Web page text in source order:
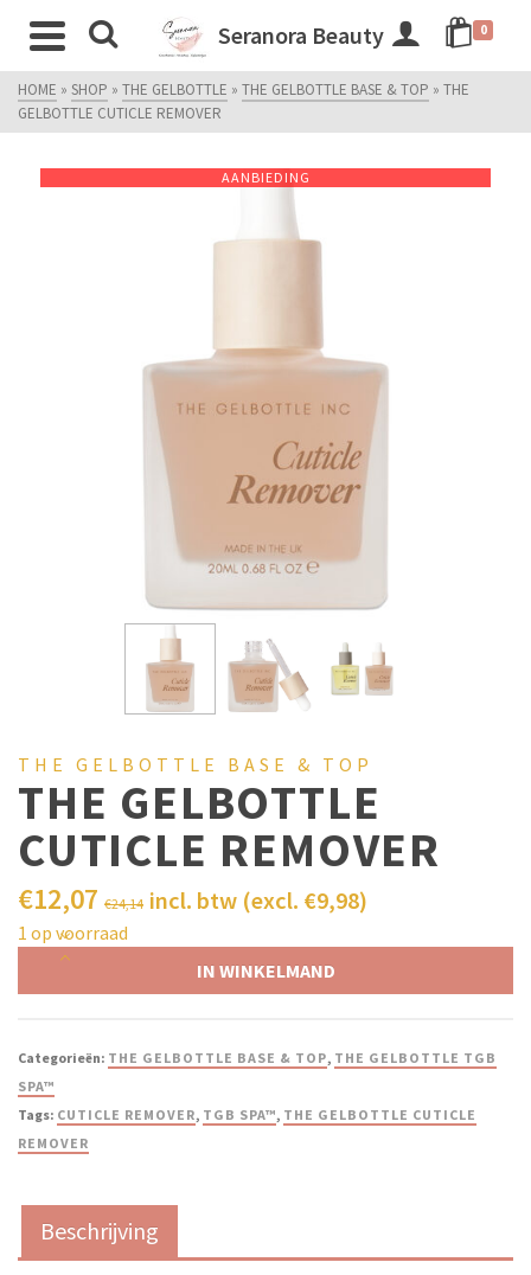
Seranora Beauty 0
HOME » SHOP » THE GELBOTTLE » THE GELBOTTLE BASE & TOP » THE
GELBOTTLE CUTICLE REMOVER
AANBIEDING
THE GELBOTTLE BASE & TOP
THE GELBOTTLE
CUTICLE REMOVER
€24,14
€12,07 incl. btw (excl. €9,98)
1 op voorraad
IN WINKELMAND
Categorieën: THE GELBOTTLE BASE & TOP, THE GELBOTTLE TGB
SPA™
Tags: CUTICLE REMOVER, TGB SPA™​, THE GELBOTTLE CUTICLE
REMOVER
Beschrijving